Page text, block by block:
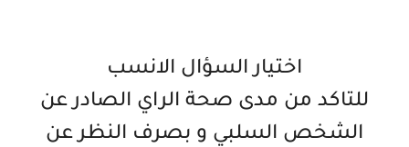
اختيار السؤال الانسب
للتاكد من مدى صحة الراي الصادر عن
الشخص السلبي و بصرف النظر عن